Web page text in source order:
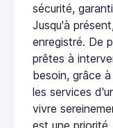
sécurité,
Jusqu'à
enregistré. De
prêtes à
besoin, grâce
les services
vivre
est une